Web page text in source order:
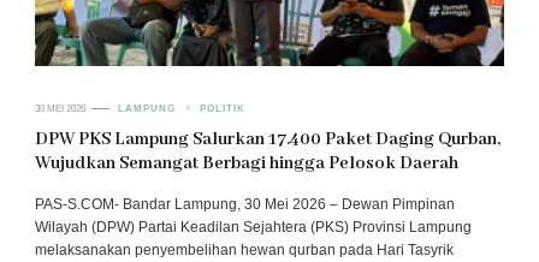
30 MEI 2026 LAMPUNG POLITIK
DPW PKS Lampung Salurkan 17.400 Paket Daging Qurban,
Wujudkan Semangat Berbagi hingga Pelosok Daerah
PAS-S.COM- Bandar Lampung, 30 Mei 2026 – Dewan Pimpinan
Wilayah (DPW) Partai Keadilan Sejahtera (PKS) Provinsi Lampung
melaksanakan penyembelihan hewan qurban pada Hari Tasyrik